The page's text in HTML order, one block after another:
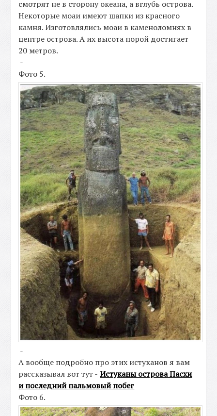
смотрят не в сторону океана, а вглубь острова.
Некоторые моаи имеют шапки из красного
камня. Изготовлялись моаи в каменоломнях в
центре острова. А их высота порой достигает
20 метров.
-
Фото 5.
-
А вообще подробно про этих истуканов я вам
рассказывал вот тут - Истуканы острова Пасхи
и последний пальмовый побег
Фото 6.